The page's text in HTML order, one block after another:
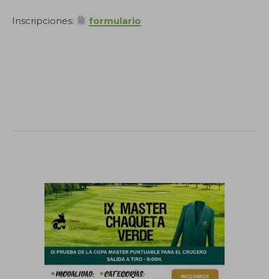
Inscripciones: formulario